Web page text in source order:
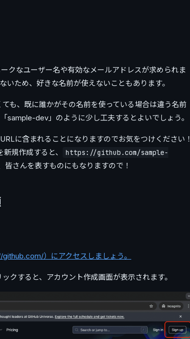
クなユーザー名や有効なメールアドレスが求められま
いため、好きな名前が使えないこともあります。
も、既に誰かがその名前を使っている場合は違う名前
sample-dev」のように少し工夫するとよいでしょう。
に含まれることになりますのでお気をつけください！
規作成すると、
https://github.com/sample-
皆さんを表すものにもなりますので！
）にアクセスしましょう。
クすると、アカウント作成画面が表示されます。